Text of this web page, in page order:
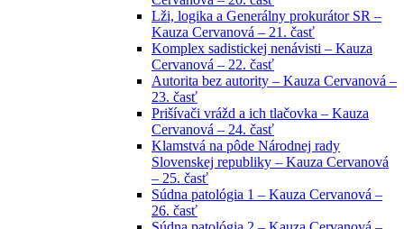
Lži, logika a Generálny prokurátor SR –
Kauza Cervanová – 21. časť
Komplex sadistickej nenávisti – Kauza
Cervanová – 22. časť
Autorita bez autority – Kauza Cervanová –
23. časť
Prišívači vrážd a ich tlačovka – Kauza
Cervanová – 24. časť
Klamstvá na pôde Národnej rady
Slovenskej republiky – Kauza Cervanová
– 25. časť
Súdna patológia 1 – Kauza Cervanová –
26. časť